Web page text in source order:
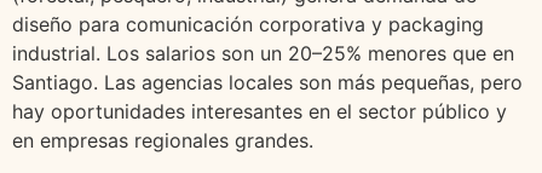
diseño para comunicación corporativa y packaging
industrial. Los salarios son un 20–25% menores que en
Santiago. Las agencias locales son más pequeñas, pero
hay oportunidades interesantes en el sector público y
en empresas regionales grandes.